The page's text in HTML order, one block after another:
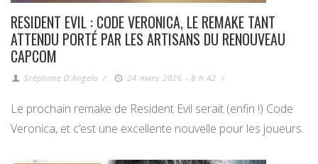
RESIDENT EVIL : CODE VERONICA, LE REMAKE TANT
ATTENDU PORTÉ PAR LES ARTISANS DU RENOUVEAU
CAPCOM
Stéphane D'Angelo / 24 mars 2026 - 8 h 42 /
Le prochain remake de Resident Evil serait (enfin !) Code
Veronica, et c’est une excellente nouvelle pour les joueurs.